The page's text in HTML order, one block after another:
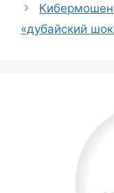
«дубайский